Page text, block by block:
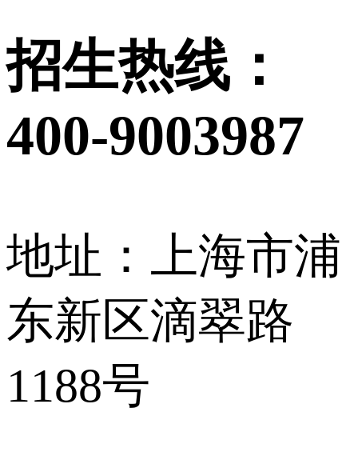
招生热线：
400-9003987
地址：上海市浦
东新区滴翠路
1188号